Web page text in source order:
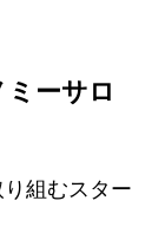
ーサロ
組むスター